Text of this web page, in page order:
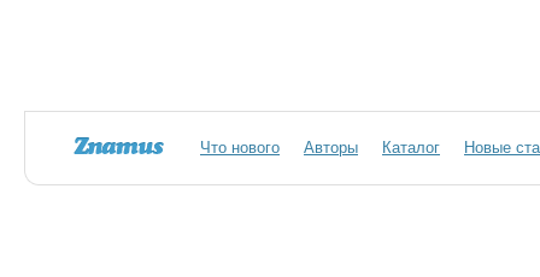
Что нового Авторы Каталог Новые